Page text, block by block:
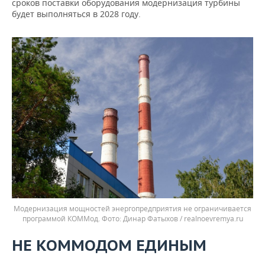
сроков поставки оборудования модернизация турбины
будет выполняться в 2028 году.
Модернизация мощностей энергопредприятия не ограничивается
программой КОММод.
Динар Фатыхов / realnoevremya.ru
НЕ КОММОДОМ ЕДИНЫМ